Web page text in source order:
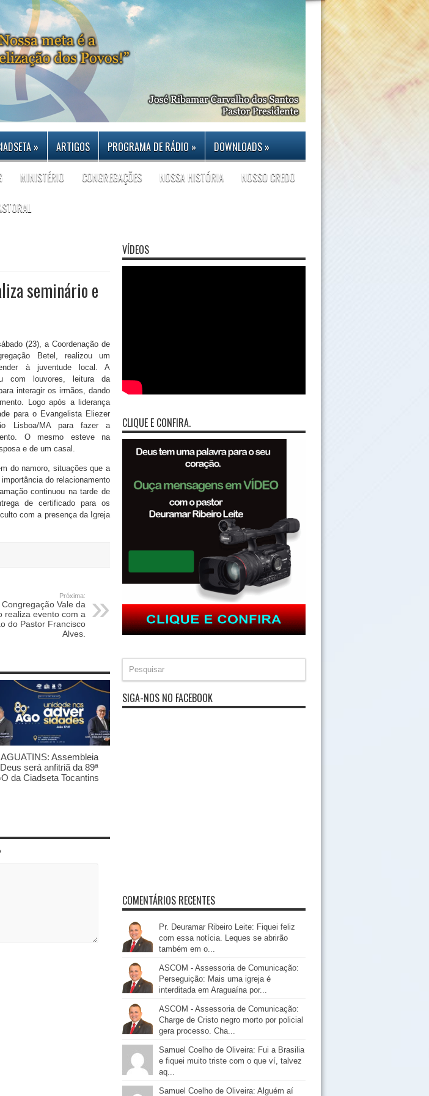
» ARTIGOS PROGRAMA DE RÁDIO» DOWNLOADS»
MINISTÉRIO CONGREGAÇÕES NOSSA HISTÓRIA NOSSO CREDO
seminário e
(23), a Coordenação de
Betel, realizou um
à juventude local. A
com louvores, leitura da
interagir os irmãos, dando
Logo após a liderança
para o Evangelista Eliezer
Lisboa/MA para fazer a
O mesmo esteve na
e de um casal.
do namoro, situações que a
do relacionamento
continuou na tarde de
de certificado para os
com a presença da Igreja
Próxima:
Vale da
realiza evento com a
do Pastor Francisco
Alves.
Assembleia
será anfitriã da 89ª
da Ciadseta Tocantins
VÍDEOS
CLIQUE E CONFIRA.
SIGA-NOS NO FACEBOOK
COMENTÁRIOS RECENTES
Pr. Deuramar Ribeiro Leite: Fiquei feliz
com essa notícia. Leques se abrirão
também em o...
ASCOM - Assessoria de Comunicação:
Perseguição: Mais uma igreja é
interditada em Araguaína por...
ASCOM - Assessoria de Comunicação:
Charge de Cristo negro morto por policial
gera processo. Cha...
Samuel Coelho de Oliveira: Fui a Brasilia
e fiquei muito triste com o que ví, talvez
aq...
Samuel Coelho de Oliveira: Alguém aí